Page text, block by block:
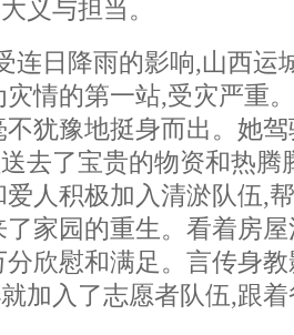
义与担当。
连日降雨的影响,山西运
情的第一站,受灾严重
不犹豫地挺身而出。她
去了宝贵的物资和热腾
人积极加入清淤队伍,
家园的重生。看着房
欣慰和满足。言传身
加入了志愿者队伍,跟